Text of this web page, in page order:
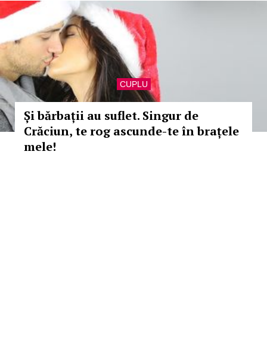
CUPLU
Și bărbații au suflet. Singur de
Crăciun, te rog ascunde-te în brațele
mele!